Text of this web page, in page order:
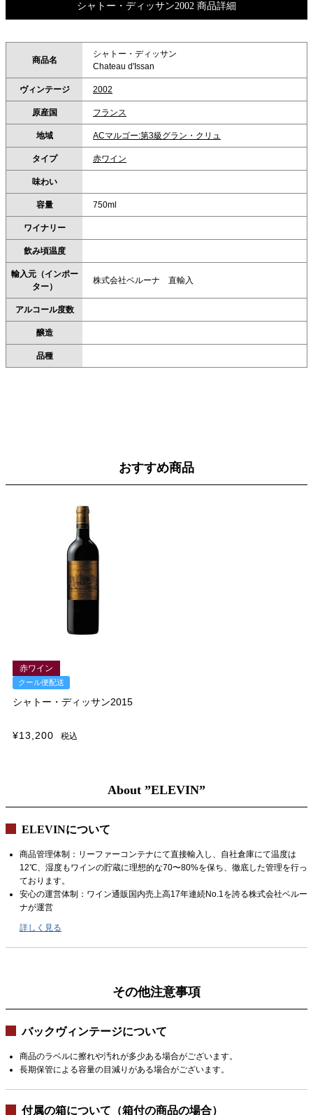
シャトー・ディッサン2002 商品詳細
商品名
シャトー・ディッサン
Chateau d'Issan
ヴィンテージ 2002
原産国 フランス
地域 ACマルゴー:第3級グラン・クリュ
タイプ 赤ワイン
味わい
容量 750ml
ワイナリー
飲み頃温度
輸入元（インポー
ター）
株式会社ベルーナ 直輸入
アルコール度数
醸造
品種
おすすめ商品
赤ワイン
クール便配送
シャトー・ディッサン2015
¥13,200 税込
About ”ELEVIN”
ELEVINについて
商品管理体制：リーファーコンテナにて直接輸入し、自社倉庫にて温度は
12℃、湿度もワインの貯蔵に理想的な70〜80%を保ち、徹底した管理を行っ
ております。
安心の運営体制：ワイン通販国内売上高17年連続No.1を誇る株式会社ベルー
ナが運営
詳しく見る
その他注意事項
バックヴィンテージについて
商品のラベルに擦れや汚れが多少ある場合がございます。
長期保管による容量の目減りがある場合がございます。
付属の箱について（箱付の商品の場合）